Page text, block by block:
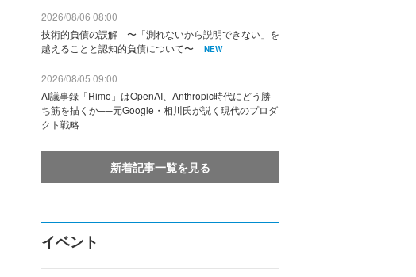
2026/08/06 08:00
技術的負債の誤解 〜「測れないから説明できない」を
越えることと認知的負債について〜
NEW
2026/08/05 09:00
AI議事録「Rimo」はOpenAI、Anthropic時代にどう勝
ち筋を描くか──元Google・相川氏が説く現代のプロダ
クト戦略
新着記事一覧を見る
イベント